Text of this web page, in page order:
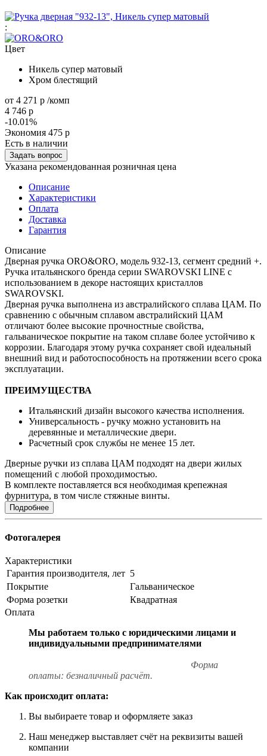
:
Цвет
Никель супер матовый
Хром блестящий
от 4 271 р /комп
4 746 р
-10.01%
Экономия 475 р
Есть в наличии
Задать вопрос
Указана рекомендованная розничная цена
Описание
Характеристики
Оплата
Доставка
Гарантия
Описание
Дверная ручка ORO&ORO, модель 932-13, сегмент средний +.
Ручка итальянского бренда серии SWAROVSKI LINE с
использованием в декоре настоящих кристаллов
SWAROVSKI.
Дверная ручка выполнена из австралийского сплава ЦАМ. По
сравнению с обычным сплавом австралийский ЦАМ
отличают более высокие прочностные свойства,
гальваническое покрытие на таком сплаве более устойчиво к
коррозии. Благодаря этому ручка сохраняет свой идеальный
внешний вид и работоспособность на протяжении всего срока
эксплуатации.
ПРЕИМУЩЕСТВА
Итальянский дизайн высокого качества исполнения.
Универсальность - ручку можно установить на
деревянные и металлические двери.
Расчетный срок службы не менее 15 лет.
Дверные ручки из сплава ЦАМ подходят на двери жилых
помещений с любой проходимостью.
В комплекте поставляется вся необходимая крепежная
фурнитура, в том числе стяжные винты.
Подробнее
Фотогалерея
Характеристики
Гарантия производителя, лет 5
Покрытие
Гальваническое
Форма розетки
Квадратная
Оплата
Мы работаем только с юридическими лицами и
индивидуальными предпринимателями
Форма
оплаты: безналичный расчёт.
Как происходит оплата:
Вы выбираете товар и оформляете заказ
Наш менеджер выставляет счёт на реквизиты вашей
компании